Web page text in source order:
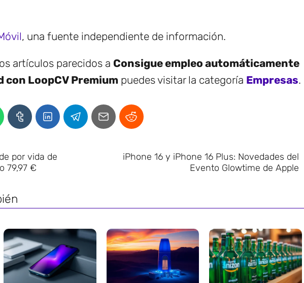
, una fuente independiente de información.
artículos parecidos a Consigue empleo automáticamente
con LoopCV Premium puedes visitar la categoría Empresas.
por vida de
79,97 €
iPhone 16 y iPhone 16 Plus: Novedades del
Evento Glowtime de Apple